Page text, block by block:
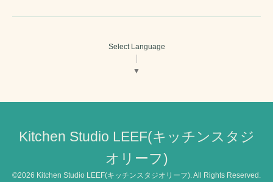
Select Language
▼
Kitchen Studio LEEF(キッチンスタジ
オリーフ)
©2026 Kitchen Studio LEEF(キッチンスタジオリーフ) . All Rights Reserved.